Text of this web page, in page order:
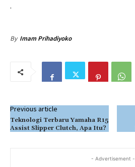
.
By Imam Prihadiyoko
Previous article
Teknologi Terbaru Yamaha R15
Assist Slipper Clutch, Apa Itu?
- Advertisement -